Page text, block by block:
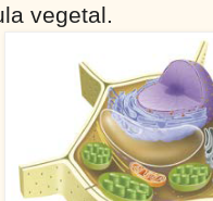
vegetal.